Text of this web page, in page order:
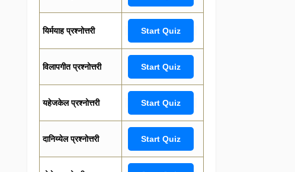
यिर्मयाह प्रश्नोत्तरी Start Quiz
विलापगीत प्रश्नोत्तरी Start Quiz
यहेजकेल प्रश्नोत्तरी Start Quiz
दानिय्येल प्रश्नोत्तरी Start Quiz